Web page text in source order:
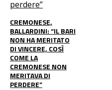
CREMONESE,
BALLARDINI: “IL BARI
NON HA MERITATO
DI VINCERE, COSÌ
COME LA
CREMONESE NON
MERITAVA DI
PERDERE”